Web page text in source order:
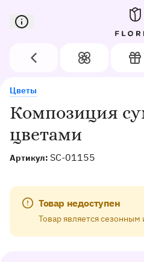
Сервис доставки цветов
Назад Цветы
Композиция
цветами
Артикул: SC-01155
Товар недоступен
Товар является сезонным
Цветы
Композиция сумочка с цветами